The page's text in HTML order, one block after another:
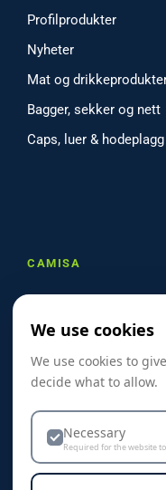
Profilprodukter
Nyheter
Mat og
Bagger, sekker og nett
Caps, luer & hodeplagg
CAMISA
Referanser
Skreddersøm
Dekorasjon & Teknikker
Personvern & Cookies
We use cookies
We use cookies to
decide what to allow.
Necessary
Required for the website